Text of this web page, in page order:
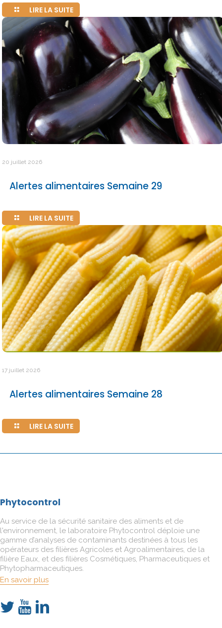
LIRE LA SUITE
20 juillet 2026
Alertes alimentaires Semaine 29
LIRE LA SUITE
17 juillet 2026
Alertes alimentaires Semaine 28
LIRE LA SUITE
Phytocontrol
Au service de la sécurité sanitaire des aliments et de
l'environnement, le laboratoire Phytocontrol déploie une
gamme d’analyses de contaminants destinées à tous les
opérateurs des filières Agricoles et Agroalimentaires, de la
filière Eaux, et des filières Cosmétiques, Pharmaceutiques et
Phytopharmaceutiques.
En savoir plus